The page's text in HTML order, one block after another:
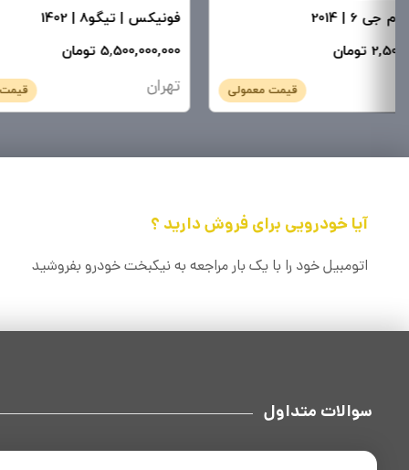
ام جی 6 |
2014
تومان
قیمت معمولی
فونیکس |تیگو8 |
1402
5,500,000,000 تومان
تهران
آیا خودرویی برای فروش دارید‌ ؟
اتومبیل خود را با یک بار مراجعه به نیکبخت خودرو بفروشید
سوالات متداول